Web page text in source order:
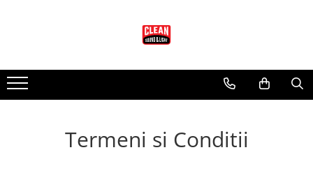
Audio EAW
Adaptive systems
Lumini Martin
Lumini Arhitecturale
Accesorii pt. Lumini
Accesorii Scena
Scena Modulara
Termeni si Conditii